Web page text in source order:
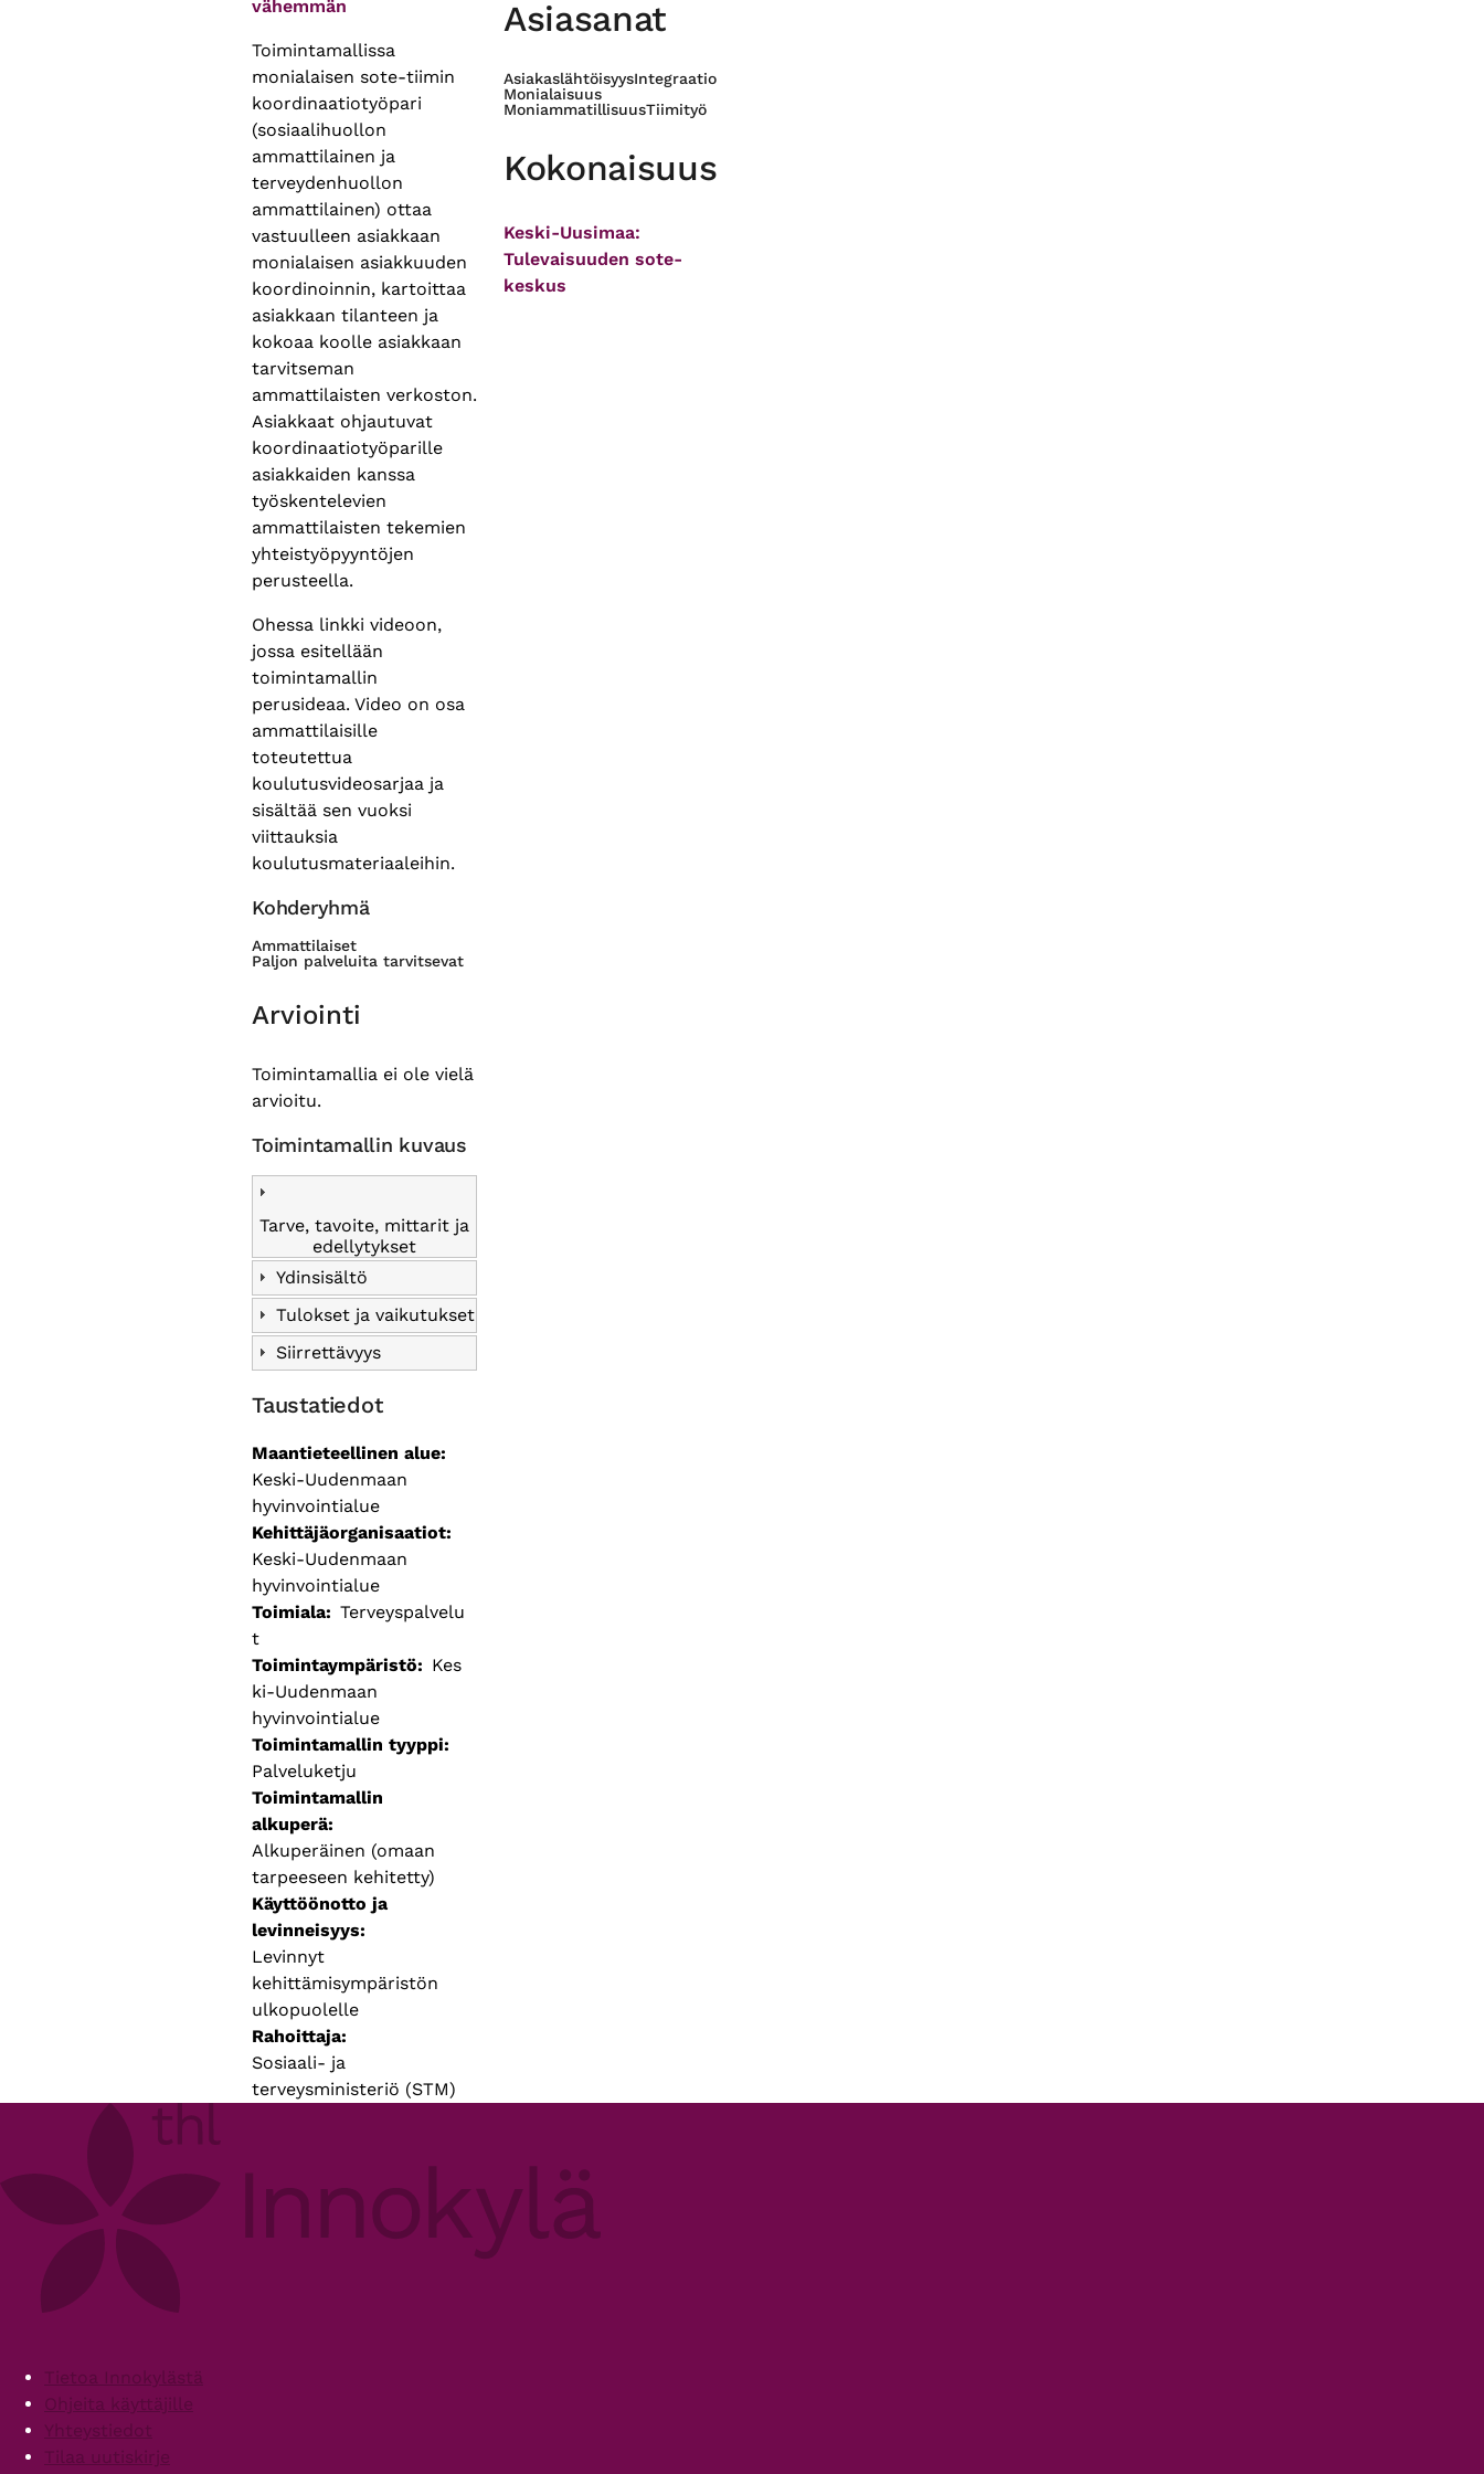
vähemmän
Toimintamallissa
monialaisen sote-tiimin
koordinaatiotyöpari
(sosiaalihuollon
ammattilainen ja
terveydenhuollon
ammattilainen) ottaa
vastuulleen asiakkaan
monialaisen asiakkuuden
koordinoinnin, kartoittaa
asiakkaan tilanteen ja
kokoaa koolle asiakkaan
tarvitseman
ammattilaisten verkoston.
Asiakkaat ohjautuvat
koordinaatiotyöparille
asiakkaiden kanssa
työskentelevien
ammattilaisten tekemien
yhteistyöpyyntöjen
perusteella.
Ohessa linkki videoon,
jossa esitellään
toimintamallin
perusideaa. Video on osa
ammattilaisille
toteutettua
koulutusvideosarjaa ja
sisältää sen vuoksi
viittauksia
koulutusmateriaaleihin.
Kohderyhmä
Ammattilaiset
Paljon palveluita tarvitsevat
Arviointi
Toimintamallia ei ole vielä
arvioitu.
Toimintamallin kuvaus
Tarve, tavoite, mittarit ja
edellytykset
Ydinsisältö
Tulokset ja vaikutukset
Siirrettävyys
Taustatiedot
Maantieteellinen alue
Keski-Uudenmaan
hyvinvointialue
Kehittäjäorganisaatiot
Keski-Uudenmaan
hyvinvointialue
Toimiala
Terveyspalvelu
t
Toimintaympäristö
Kes
ki-Uudenmaan
hyvinvointialue
Toimintamallin tyyppi
Palveluketju
Toimintamallin
alkuperä
Alkuperäinen (omaan
tarpeeseen kehitetty)
Käyttöönotto ja
levinneisyys
Levinnyt
kehittämisympäristön
ulkopuolelle
Rahoittaja
Sosiaali- ja
terveysministeriö (STM)
Asiasanat
AsiakaslähtöisyysIntegraatio
Monialaisuus
MoniammatillisuusTiimityö
Kokonaisuus
Keski-Uusimaa:
Tulevaisuuden sote-
keskus
FooterTietoa Innokylästä
Ohjeita käyttäjille
Yhteystiedot
Tilaa uutiskirje